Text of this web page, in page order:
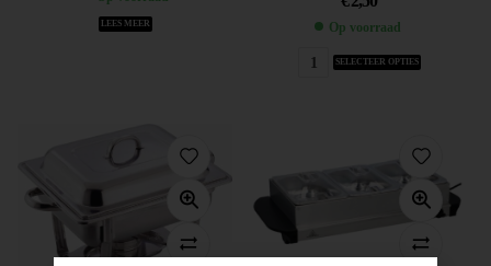
LEES MEER Op voorraad
SELECTEER OPTIES